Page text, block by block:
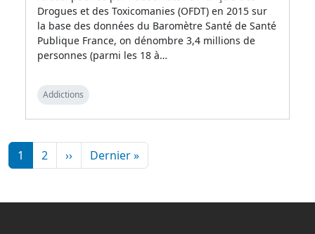
Drogues et des Toxicomanies (OFDT) en 2015 sur
la base des données du Baromètre Santé de Santé
Publique France, on dénombre 3,4 millions de
personnes (parmi les 18 à…
Addictions
Pagination
1 2 ››Page suivante
Dernier »Dernière page